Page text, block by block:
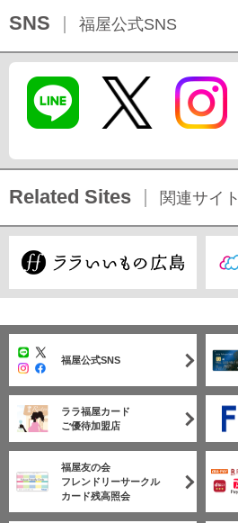
SNS 福屋公式SNS
Related Sites 関連サイト
福屋公式SNS
ララ福屋カード
ご優待加盟店
福屋友の会
フレンドリーサークル
カード残高照会